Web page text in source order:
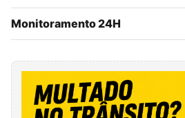
Monitoramento 24H